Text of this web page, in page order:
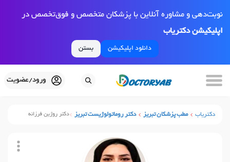
نوبت‌دهی و مشاوره آنلاین با پزشکان متخصص و فوق‌تخصص در
اپلیکیشن دکتریاب
دانلود اپلیکیشن بستن
ورود/عضویت
دکتریاب مطب پزشکان تبریز دکتر روماتولوژیست تبریز دکتر روژین فرزانه